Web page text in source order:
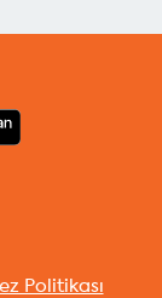
Politikası